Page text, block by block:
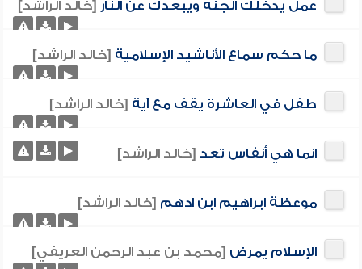
عمل يدخلك الجنه ويبعدك عن النار [خالد الراشد]
ما حكم سماع الأناشيد الإسلامية [خالد الراشد]
طفل في العاشرة يقف مع آية [خالد الراشد]
انما هي أنفاس تعد [خالد الراشد]
موعظة ابراهيم ابن ادهم [خالد الراشد]
الإسلام يمرض [محمد بن عبد الرحمن العريفي]